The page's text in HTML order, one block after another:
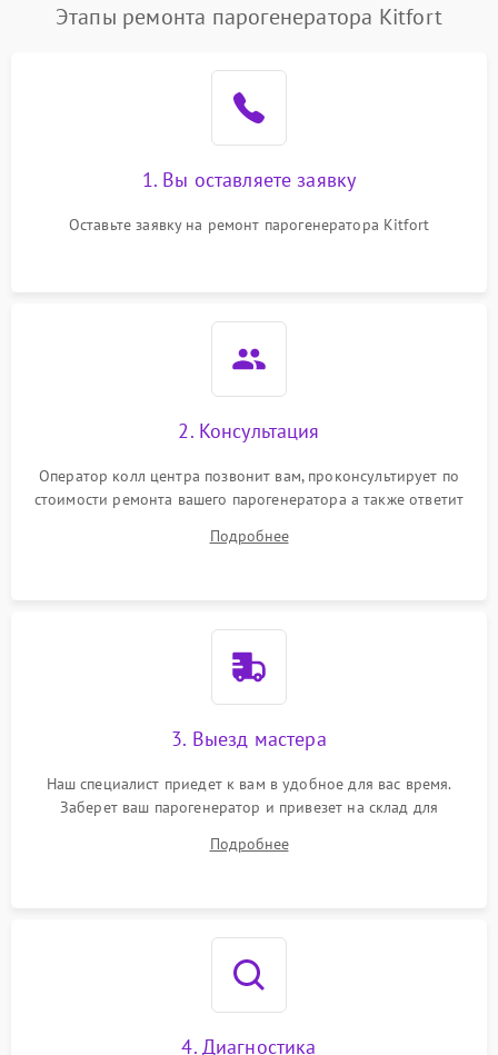
Этапы ремонта парогенератора Kitfort
1. Вы оставляете заявку
Оставьте заявку на ремонт парогенератора Kitfort
2. Консультация
Оператор колл центра позвонит вам, проконсультирует по
стоимости ремонта вашего парогенератора а также ответит
Подробнее
3. Выезд мастера
Наш специалист приедет к вам в удобное для вас время.
Заберет ваш парогенератор и привезет на склад для
Подробнее
4. Диагностика